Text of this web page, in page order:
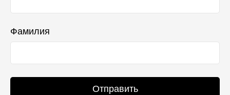
Фамилия
Отправить